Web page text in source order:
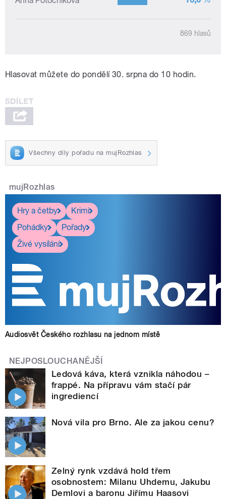
Hlasovat můžete do pondělí 30. srpna do 10 hodin.
Všechny díly pořadu na mujRozhlas
mujRozhlas
Hry a četby
Krimi
Pohádky
Pořady
Živé vysílání
Audiosvět Českého rozhlasu na jednom místě
NEJPOSLOUCHANĚJŠÍ
Ledová káva, která vznikla náhodou –
frappé. Na přípravu vám stačí pár
ingrediencí
Nová vila pro Brno. Ale za jakou cenu?
Zelný rynk vzdává hold třem
osobnostem: Milanu Uhdemu, Jakubu
Demlovi a baronu Jiřímu Haasovi